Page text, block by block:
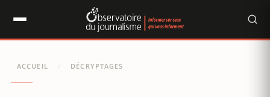
ACCUEIL / DÉCRYPTAGES
Panneau de gestion des cookies